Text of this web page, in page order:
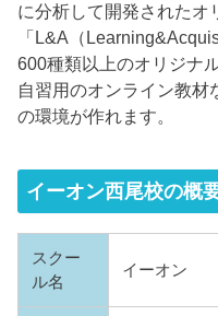
に分析して開発されたオ
「L&A（
600種類以上のオリジナ
自習用のオンライン教材
の環境が作れます。
イーオン西尾校の概
スクー
ル名
イーオン